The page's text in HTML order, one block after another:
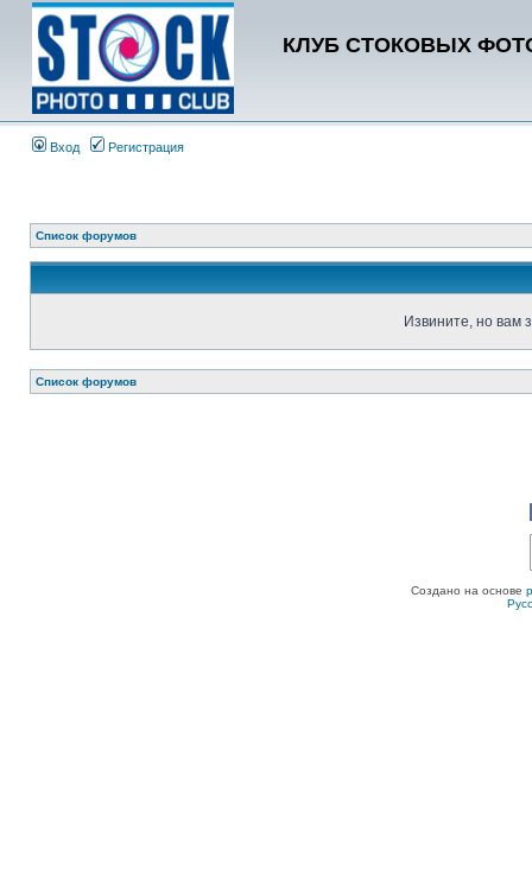
КЛУБ СТОКОВЫХ
Вход Регистрация
Список форумов
Извините, но вам
Список форумов
Создано на основе